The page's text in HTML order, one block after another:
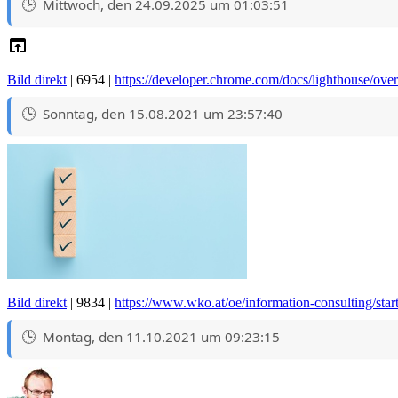
Mittwoch, den 24.09.2025 um 01:03:51
Bild direkt | 6954 | https://developer.chrome.com/docs/lighthouse/
Sonntag, den 15.08.2021 um 23:57:40
Bild direkt | 9834 | https://www.wko.at/oe/information-consulting/start
Montag, den 11.10.2021 um 09:23:15